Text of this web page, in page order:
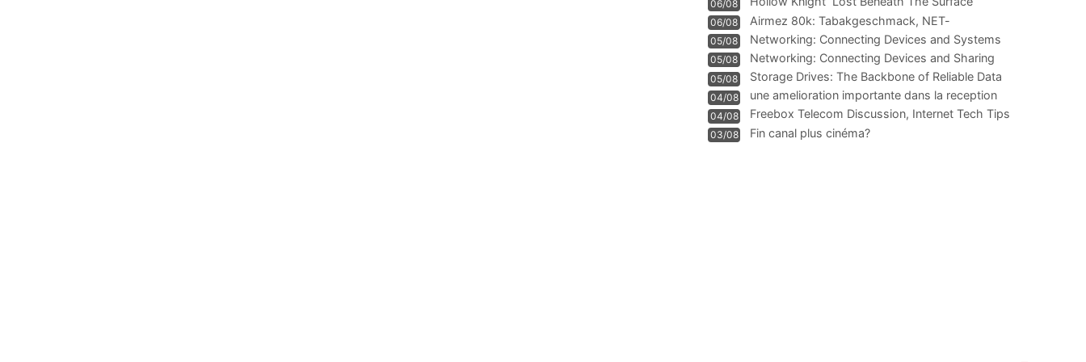
06/08
06/08
Airmez 80k: Tabakgeschmack, NET-
Technologie und Leistung im
05/08 Networking: Connecting Devices and Systems
05/08
Networking: Connecting Devices and Sharing
Information
05/08
Storage Drives: The Backbone of Reliable Data
Management
04/08
une amelioration importante dans la reception
WIFI
04/08
Freebox Telecom Discussion, Internet Tech Tips
Communi
03/08 Fin canal plus cinéma?